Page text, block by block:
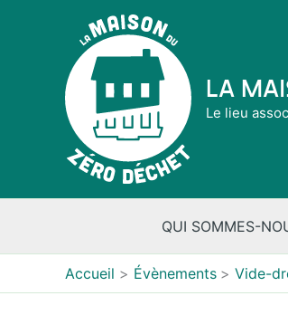
La
Le lieu
QUI SOMMES-
Accueil Évènements Vide-